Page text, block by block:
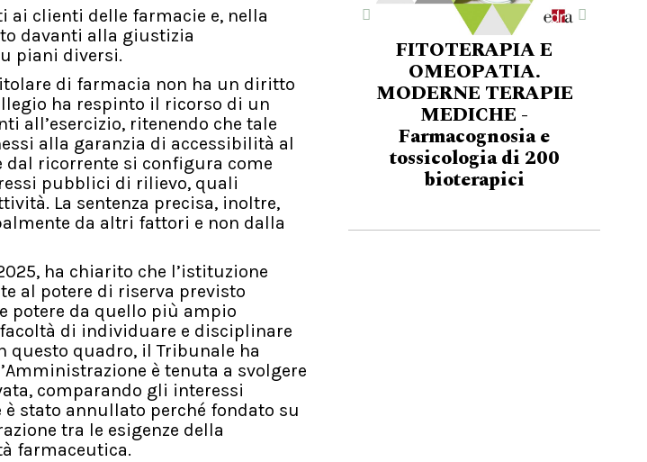
ai clienti delle farmacie e, nella
davanti alla giustizia
piani diversi.
di farmacia non ha un diritto
ha respinto il ricorso di un
all’esercizio, ritenendo che tale
alla garanzia di accessibilità al
dal ricorrente si configura come
pubblici di rilievo, quali
La sentenza precisa, inoltre,
da altri fattori e non dalla
ha chiarito che l’istituzione
al potere di riserva previsto
potere da quello più ampio
di individuare e disciplinare
questo quadro, il Tribunale ha
è tenuta a svolgere
comparando gli interessi
stato annullato perché fondato su
tra le esigenze della
farmaceutica.
FITOTERAPIA E
OMEOPATIA.
MODERNE TERAPIE
MEDICHE -
Farmacognosia e
tossicologia di 200
bioterapici